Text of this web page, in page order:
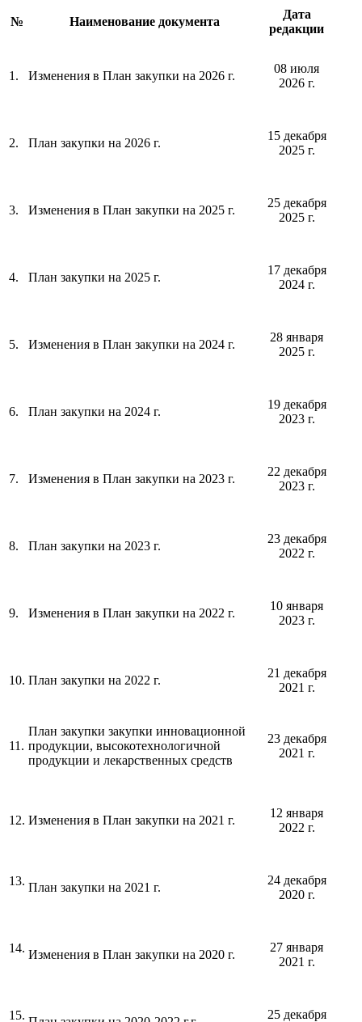
№ Наименование документа
Дата
редакции
1. Изменения в План закупки на 2026 г.
08 июля
2026 г.
2. План закупки на 2026 г.
15 декабря
2025 г.
3. Изменения в План закупки на 2025 г.
25 декабря
2025 г.
4. План закупки на 2025 г.
17 декабря
2024 г.
5. Изменения в План закупки на 2024 г.
28 января
2025 г.
6. План закупки на 2024 г.
19 декабря
2023 г.
7. Изменения в План закупки на 2023 г.
22 декабря
2023 г.
8. План закупки на 2023 г.
23 декабря
2022 г.
9. Изменения в План закупки на 2022 г.
10 января
2023 г.
10. План закупки на 2022 г.
21 декабря
2021 г.
11.
План закупки закупки инновационной
продукции, высокотехнологичной
продукции и лекарственных средств
23 декабря
2021 г.
12. Изменения в План закупки на 2021 г.
12 января
2022 г.
13. План закупки на 2021 г.
24 декабря
2020 г.
14. Изменения в План закупки на 2020 г.
27 января
2021 г.
15. 25 декабря